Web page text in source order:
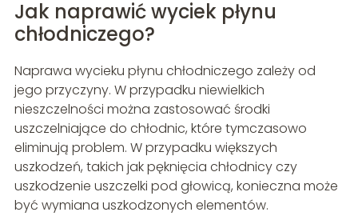
Jak naprawić wyciek płynu
chłodniczego?
Naprawa wycieku płynu chłodniczego zależy od
jego przyczyny. W przypadku niewielkich
nieszczelności można zastosować środki
uszczelniające do chłodnic, które tymczasowo
eliminują problem. W przypadku większych
uszkodzeń, takich jak pęknięcia chłodnicy czy
uszkodzenie uszczelki pod głowicą, konieczna może
być wymiana uszkodzonych elementów.